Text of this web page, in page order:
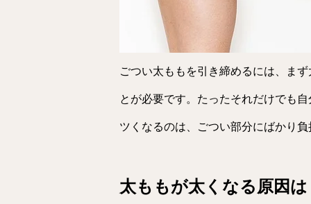
ごつい太ももを引き締めるには、ま
とが必要です。たったそれだけでも
ツくなるのは、ごつい部分にばかり
太ももが太くなる原因は